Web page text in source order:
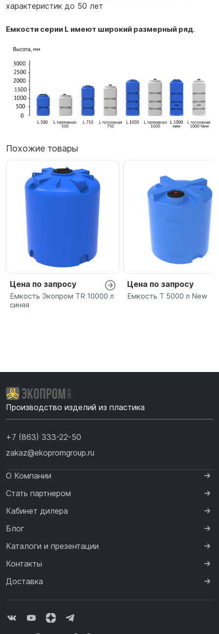
характеристик до 50 лет
Емкости серии L имеют широкий размерный ряд.
Похожие товары
Цена по запросу
Емкость Экопром TR 10000 л
синяя
Цена по запросу
Емкость T 5000 л New
Производство изделий из пластика
+7 (863) 333-22-50
zakaz@ekopromgroup.ru
О Компании
Стать партнером
Кабинет дилера
Блог
Каталоги и презентации
Контакты
Доставка